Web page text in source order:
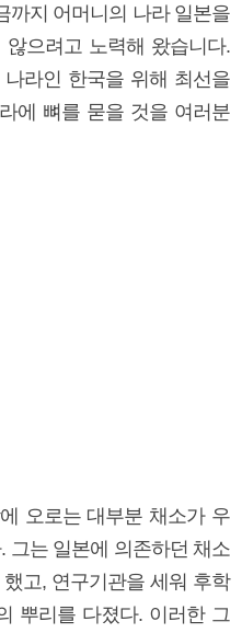
까지 어머니의 나라 일본을
으려고 노력해 왔습니다.
라인 한국을 위해 최선을
에 뼈를 묻을 것을 여러분
오로는 대부분 채소가 우
그는 일본에 의존하던 채소
고, 연구기관을 세워 후학
뿌리를 다졌다. 이러한 그